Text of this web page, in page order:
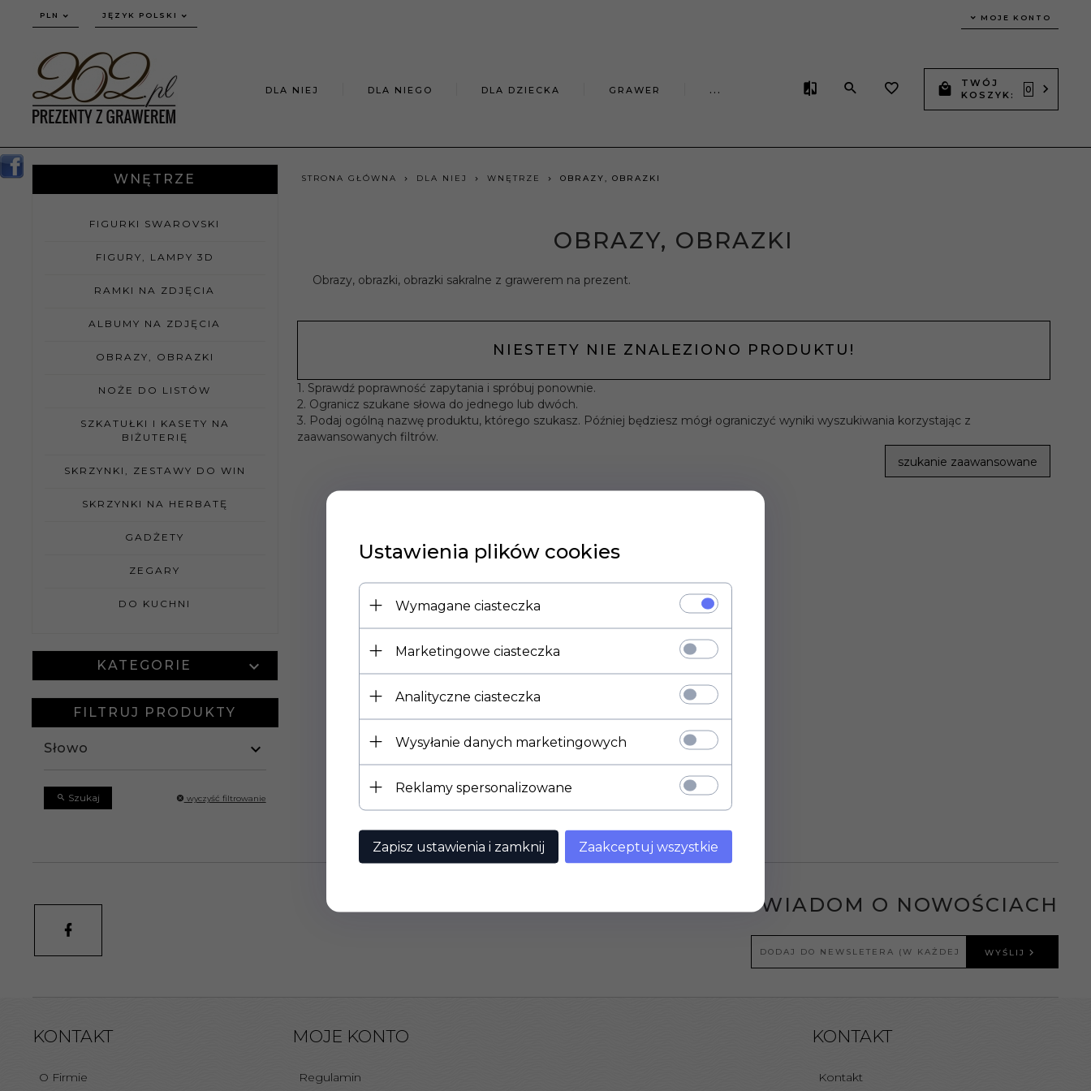
currency_h
PLN JĘZYK POLSKI MOJE KONTO
DLA NIEJ DLA NIEGO DLA DZIECKA GRAWER ...
TWÓJ
KOSZYK:
0
WNĘTRZE
FIGURKI SWAROVSKI
FIGURY, LAMPY 3D
RAMKI NA ZDJĘCIA
ALBUMY NA ZDJĘCIA
OBRAZY, OBRAZKI
NOŻE DO LISTÓW
SZKATUŁKI I KASETY NA
BIŻUTERIĘ
SKRZYNKI, ZESTAWY DO WIN
SKRZYNKI NA HERBATĘ
GADŻETY
ZEGARY
DO KUCHNI
KATEGORIE
FILTRUJ PRODUKTY
Słowo
Szukaj wyczyść filtrowanie
STRONA GŁÓWNA DLA NIEJ WNĘTRZE OBRAZY, OBRAZKI
OBRAZY, OBRAZKI
Obrazy, obrazki, obrazki sakralne z grawerem na prezent.
NIESTETY NIE ZNALEZIONO PRODUKTU!
1. Sprawdź poprawność zapytania i spróbuj ponownie.
2. Ogranicz szukane słowa do jednego lub dwóch.
3. Podaj ogólną nazwę produktu, którego szukasz. Później będziesz mógł ograniczyć wyniki wyszukiwania korzystając z
zaawansowanych filtrów.
szukanie zaawansowane
POWIADOM O NOWOŚCIACH
WYŚLIJ
KONTAKT
O Firmie
MOJE KONTO
Regulamin
KONTAKT
Kontakt
Ustawienia plików cookies
Wymagane ciasteczka
Marketingowe ciasteczka
Analityczne ciasteczka
Wysyłanie danych marketingowych
Reklamy spersonalizowane
Zapisz ustawienia i zamknij Zaakceptuj wszystkie